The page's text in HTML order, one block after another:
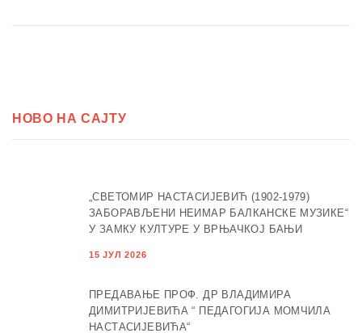
НОВО НА САЈТУ
„СВЕТОМИР НАСТАСИЈЕВИЋ (1902-1979)
ЗАБОРАВЉЕНИ НЕИМАР БАЛКАНСКЕ МУЗИКЕ“
У ЗАМКУ КУЛТУРЕ У ВРЊАЧКОЈ БАЊИ
15 ЈУЛ 2026
ПРЕДАВАЊЕ ПРОФ. ДР ВЛАДИМИРА
ДИМИТРИЈЕВИЋА “ ПЕДАГОГИЈА МОМЧИЛА
НАСТАСИЈЕВИЋА“